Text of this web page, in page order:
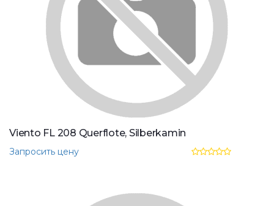
Viento FL 208 Querflote, Silberkamin
Запросить цену